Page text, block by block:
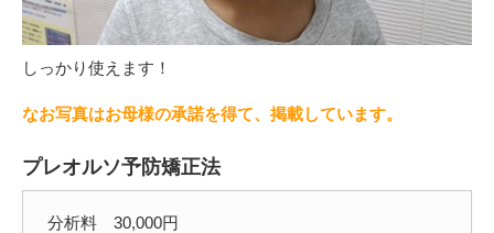
しっかり使えます！
なお写真はお母様の承諾を得て、掲載しています。
プレオルソ予防矯正法
分析料 30,000円